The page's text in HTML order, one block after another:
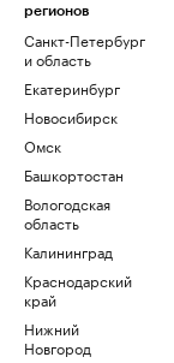
регионов
Санкт-Петербург
и область
Екатеринбург
Новосибирск
Омск
Башкортостан
Вологодская
область
Калининград
Краснодарский
край
Нижний
Новгород